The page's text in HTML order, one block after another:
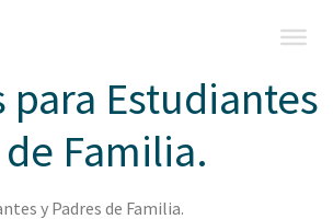
para Estudiantes
Familia.
y Padres de Familia.